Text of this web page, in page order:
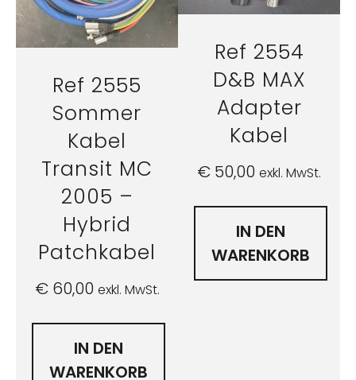
Ref 2555
Sommer
Kabel
Transit MC
2005 –
Hybrid
Patchkabel
€60,00 exkl. MwSt.
IN DEN
WARENKORB
Ref 2554
D&B MAX
Adapter
Kabel
€ 50,00 exkl. MwSt.
IN DEN
WARENKORB